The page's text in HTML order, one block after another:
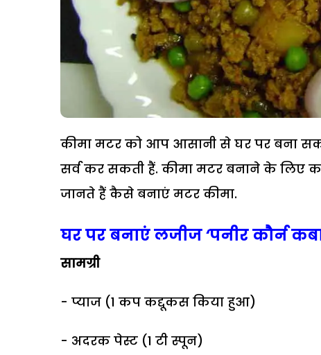
कीमा मटर को आप आसानी से घर पर बना
सर्व कर सकती हैं. कीमा मटर बनाने के लिए
जानते हैं कैसे बनाएं मटर कीमा.
घर पर बनाएं लजीज ‘पनीर कौर्न
सामग्री
- प्याज (1 कप कद्दूकस किया हुआ)
- अदरक पेस्ट (1 टी स्पून)